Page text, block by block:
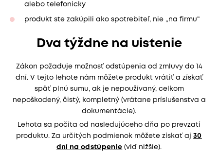
alebo telefonicky
produkt ste zakúpili ako spotrebiteľ, nie „na firmu“
Dva týždne na uistenie
Zákon požaduje možnosť odstúpenia od zmluvy do 14
dní. V tejto lehote nám môžete produkt vrátiť a získať
späť plnú sumu, ak je nepoužívaný, celkom
nepoškodený, čistý, kompletný (vrátane príslušenstva a
dokumentácie).
Lehota sa počíta od nasledujúceho dňa po prevzatí
produktu. Za určitých podmienok môžete získať aj30
dní na odstúpenie (viď nižšie).